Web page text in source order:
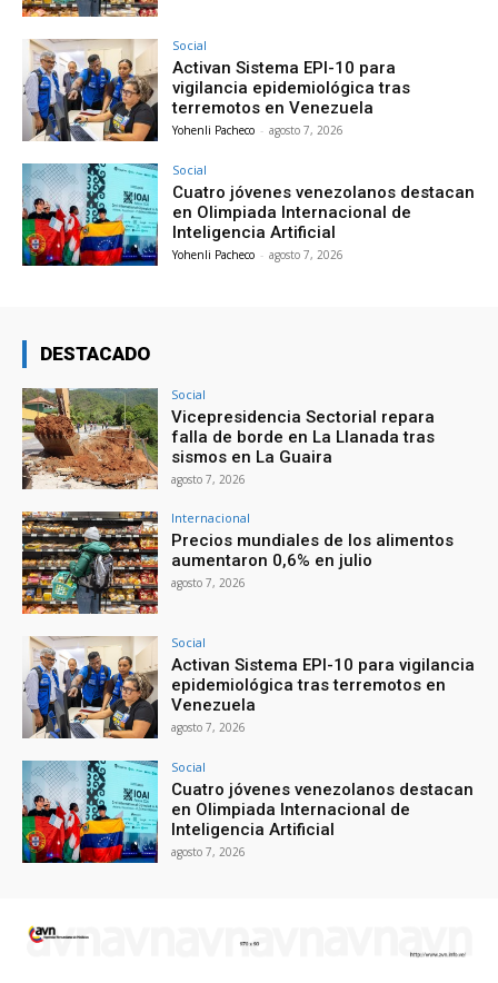
Social
Activan Sistema EPI-10 para
vigilancia epidemiológica tras
terremotos en Venezuela
Yohenli Pacheco - agosto 7, 2026
Social
Cuatro jóvenes venezolanos destacan
en Olimpiada Internacional de
Inteligencia Artificial
Yohenli Pacheco - agosto 7, 2026
DESTACADO
Social
Vicepresidencia Sectorial repara
falla de borde en La Llanada tras
sismos en La Guaira
agosto 7, 2026
Internacional
Precios mundiales de los alimentos
aumentaron 0,6% en julio
agosto 7, 2026
Social
Activan Sistema EPI-10 para vigilancia
epidemiológica tras terremotos en
Venezuela
agosto 7, 2026
Social
Cuatro jóvenes venezolanos destacan
en Olimpiada Internacional de
Inteligencia Artificial
agosto 7, 2026